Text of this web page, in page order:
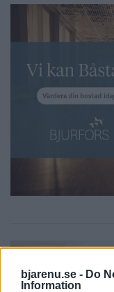
bjarenu.se - Do
Information